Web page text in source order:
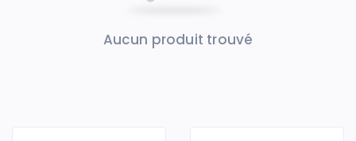
Aucun produit trouvé